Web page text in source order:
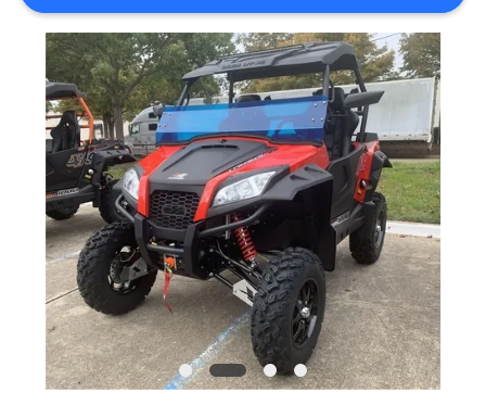
সাইট
ম্যাপ
গোপনীয়তা